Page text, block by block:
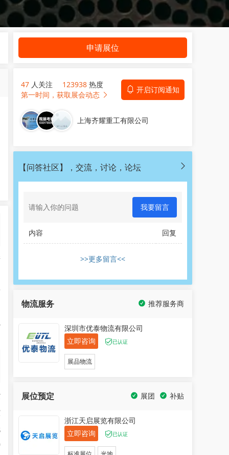
申请展位
47 人关注 123938 热度
开启订阅通知
第一时间，获取展会动态
上海齐耀重工有限公司
【问答社区】，交流，讨论，论坛
我要留言
内容 回复
>>更多留言<<
物流服务 推荐服务商
深圳市优泰物流有限公司
立即咨询
已认证
展品物流
展位预定 补贴
展团
浙江天启展览有限公司
立即咨询
已认证